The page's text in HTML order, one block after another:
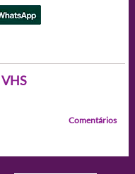
VHS
Comentários